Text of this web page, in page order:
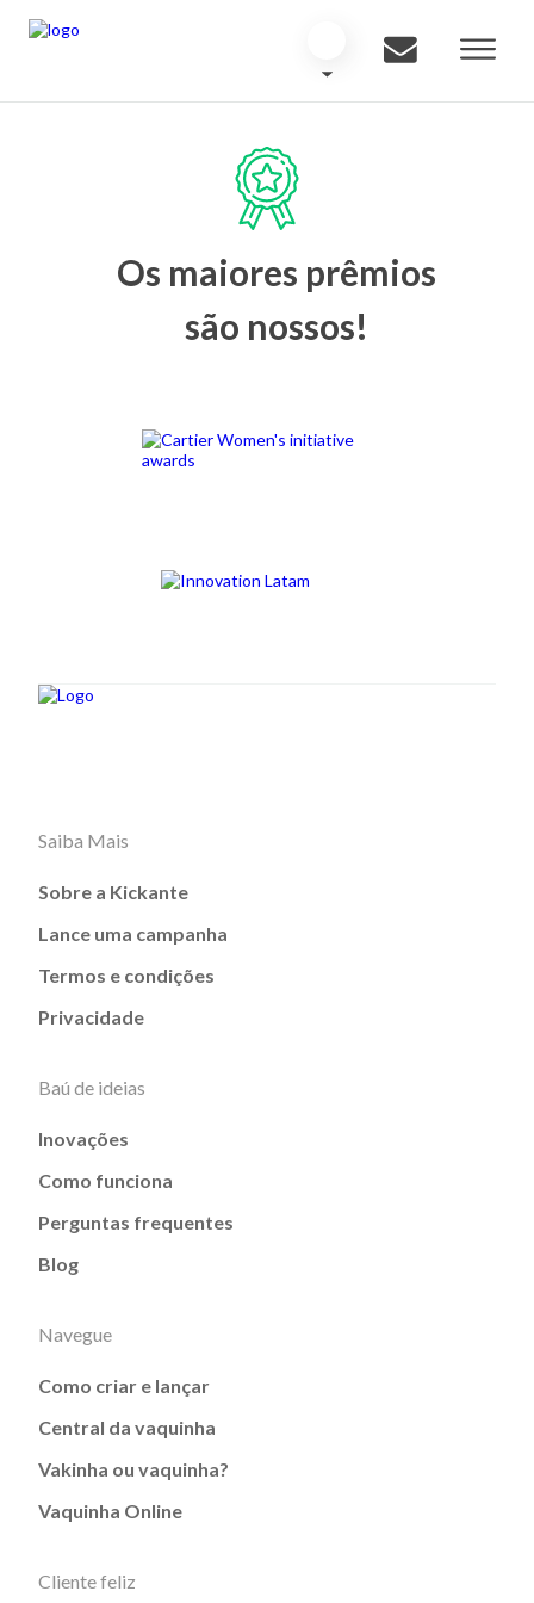
Os maiores prêmios
são nossos!
Saiba Mais
Sobre a Kickante
Lance uma campanha
Termos e condições
Privacidade
Baú de ideias
Inovações
Como funciona
Perguntas frequentes
Blog
Navegue
Como criar e lançar
Central da vaquinha
Vakinha ou vaquinha?
Vaquinha Online
Cliente feliz